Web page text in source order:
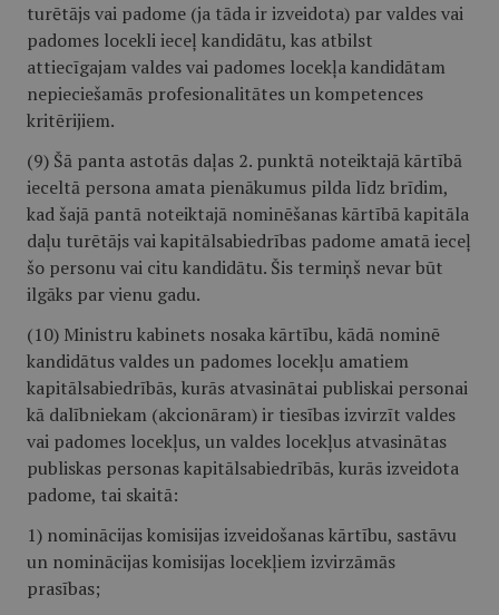
turētājs vai padome (ja tāda ir izveidota) par valdes vai
padomes locekli ieceļ kandidātu, kas atbilst
attiecīgajam valdes vai padomes locekļa kandidātam
nepieciešamās profesionalitātes un kompetences
kritērijiem.
(9) Šā panta astotās daļas 2. punktā noteiktajā kārtībā
ieceltā persona amata pienākumus pilda līdz brīdim,
kad šajā pantā noteiktajā nominēšanas kārtībā kapitāla
daļu turētājs vai kapitālsabiedrības padome amatā ieceļ
šo personu vai citu kandidātu. Šis termiņš nevar būt
ilgāks par vienu gadu.
(10) Ministru kabinets nosaka kārtību, kādā nominē
kandidātus valdes un padomes locekļu amatiem
kapitālsabiedrībās, kurās atvasinātai publiskai personai
kā dalībniekam (akcionāram) ir tiesības izvirzīt valdes
vai padomes locekļus, un valdes locekļus atvasinātas
publiskas personas kapitālsabiedrībās, kurās izveidota
padome, tai skaitā:
1) nominācijas komisijas izveidošanas kārtību, sastāvu
un nominācijas komisijas locekļiem izvirzāmās
prasības;